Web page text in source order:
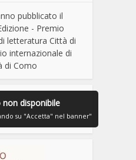
pubblicato il
- Premio
letteratura Città di
internazionale di
di Como
disponibile
su "Accetta" nel banner"